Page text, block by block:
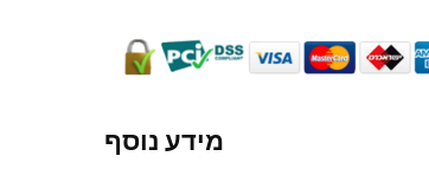
מידע נוסף